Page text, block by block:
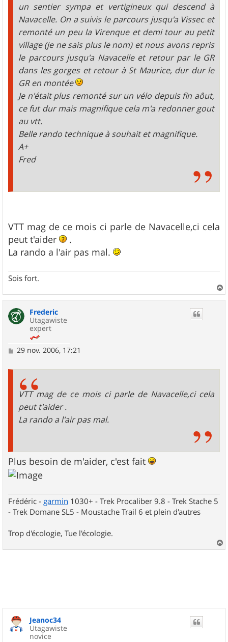
un sentier sympa et vertigineux qui descend à
Navacelle. On a suivis le parcours jusqu'a Vissec et
remonté un peu la Virenque et demi tour au petit
village (je ne sais plus le nom) et nous avons repris
le parcours jusqu'a Navacelle et retour par le GR
dans les gorges et retour à St Maurice, dur dur le
GR en montée
Je n'était plus remonté sur un vélo depuis fin aôut,
ce fut dur mais magnifique cela m'a redonner gout
au vtt.
Belle rando technique à souhait et magnifique.
A+
Fred
VTT mag de ce mois ci parle de Navacelle,ci cela
peut t'aider
.
La rando a l'air pas mal.
Sois fort.
a
Frederic
Utagawiste
expert
M
29 nov. 2006, 17:21
VTT mag de ce mois ci parle de Navacelle,ci cela
peut t'aider .
La rando a l'air pas mal.
Plus besoin de m'aider, c'est fait
Frédéric - garmin 1030+ - Trek Procaliber 9.8 - Trek Stache 5
- Trek Domane SL5 - Moustache Trail 6 et plein d'autres
Trop d'écologie, Tue l'écologie.
a
Jeanoc34
Utagawiste
novice